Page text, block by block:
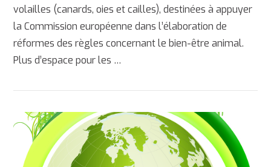
AFFICHER
volailles (canards, oies et cailles), destinées à appuyer
la Commission européenne dans l’élaboration de
réformes des règles concernant le bien-être animal.
Plus d’espace pour les …